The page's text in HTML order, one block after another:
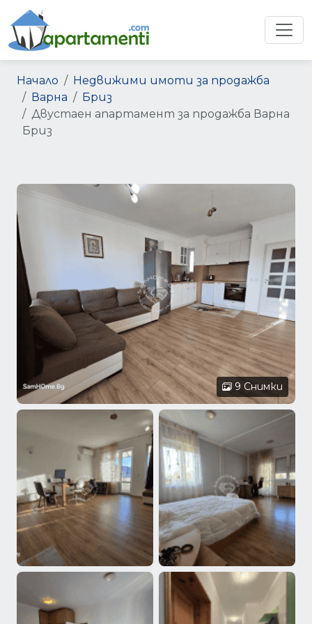
Начало
Недвижими имоти за продажба
Варна
Бриз
Двустаен апартамент за продажба Варна
Бриз
9 Снимки